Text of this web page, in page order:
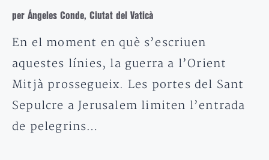
per Ángeles Conde, Ciutat del Vaticà
En el moment en què s’escriuen
aquestes línies, la guerra a l’Orient
Mitjà prossegueix. Les portes del Sant
Sepulcre a Jerusalem limiten l’entrada
de pelegrins…